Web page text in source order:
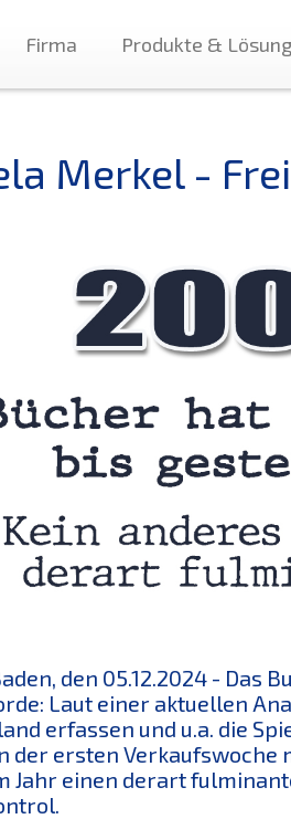
Firma Produkte &
Merkel -
den 05.12.2024 - Das
Laut einer aktuellen
erfassen und u.a. die
der ersten Verkaufswoche
Jahr einen derart